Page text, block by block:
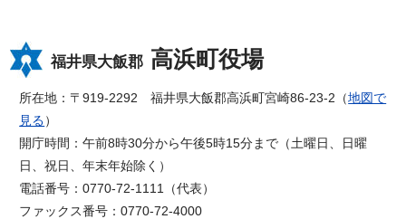
福井県大飯郡 高浜町役場
所在地：〒919-2292 福井県大飯郡高浜町宮崎86-23-2（地図で
見る）
開庁時間：午前8時30分から午後5時15分まで（土曜日、日曜
日、祝日、年末年始除く）
電話番号：0770-72-1111（代表）
ファックス番号：0770-72-4000